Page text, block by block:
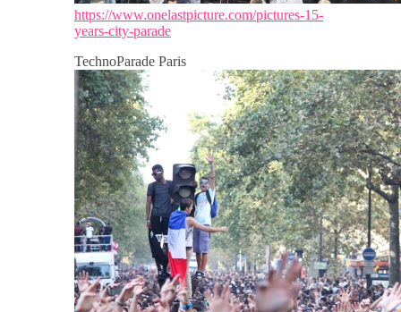
https://www.onelastpicture.com/pictures-15-
years-city-parade
TechnoParade Paris